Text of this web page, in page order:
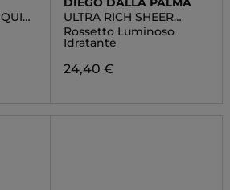
ULTRA RICH SHEER
LIPSTICK
Rossetto Luminoso
Idratante
24,40 €